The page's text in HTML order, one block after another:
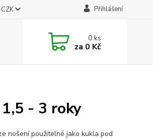
CZK Přihlášení
0ks
za 0 Kč
- 3 roky
nošení použitelné jako kukla pod